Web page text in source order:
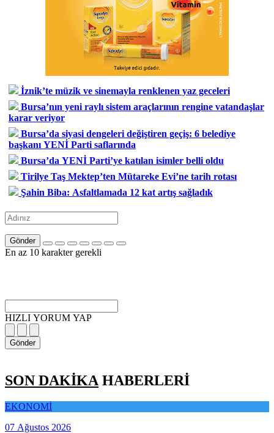
İznik’te müzik ve sinemayla renklenen yaz geceleri
Bursa’nın yeni raylı sistem araçlarının rengine vatandaşlar
karar veriyor
Bursa’da siyasi dengeleri değiştiren geçiş: 6 belediye
başkanı YENİ Parti saflarında
Bursa’da YENİ Parti’ye katılan isimler belli oldu
Tirilye Taş Mektep’ten Mütareke Evi’ne tarih rotası
Şahin Biba: Asfaltlamada 12 kat artış sağladık
Gönder
En az 10 karakter gerekli
HIZLI YORUM YAP
Gönder
SON DAKİKA HABERLERİ
EKONOMİ
07 Ağustos 2026